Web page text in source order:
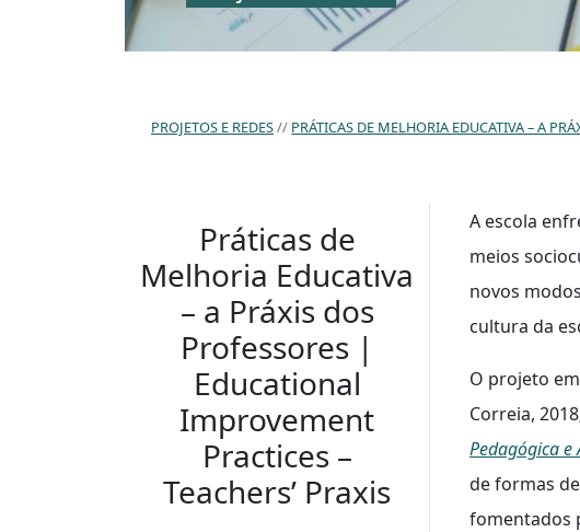
PROJETOS E REDES PRÁTICAS DE MELHORIA EDUCATIVA – A
Práticas de
Melhoria Educativa
– a Práxis dos
Professores |
Educational
Improvement
Practices –
Teachers’ Praxis
A escola
meios
novos
cultura da
O projeto
Correia,
Pedagógica e
de formas
fomentados